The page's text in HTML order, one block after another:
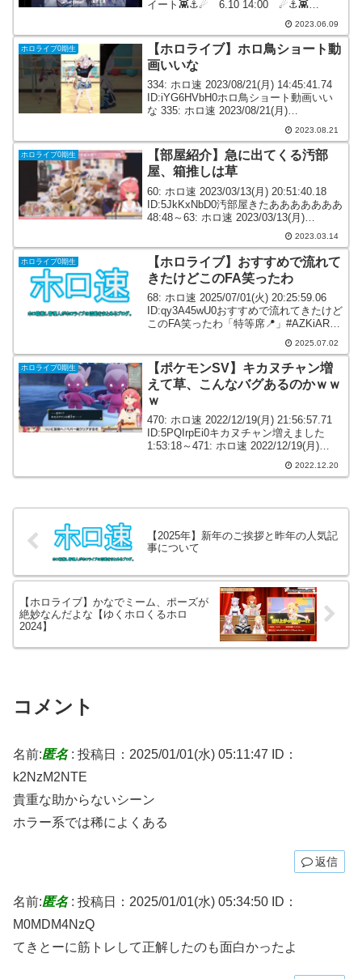
イート👾⚓☄ 6.10 14:00 ☄⚓👾
Startend 耐久企画お楽しみに✨2023.06.09
ホロライブ0期生
【ホロライブ】ホロ鳥ショート動
画いいな
334: ホロ速 2023/08/21(月) 14:45:41.74
ID:iYG6HVbH0ホロ鳥ショート動画いい
な 335: ホロ速 2023/08/21(月)
14:49:48.27 ID:SsUxqIff0>>334かわいい
2023.08.21
ホロライブ0期生
【部屋紹介】急に出てくる汚部
屋、箱推しは草
60: ホロ速 2023/03/13(月) 20:51:40.18
ID:5JkKxNbD0汚部屋きたあああああああ
48:48～63: ホロ速 2023/03/13(月)
20:51:46.00 ID:QXpCpwAS0でたわね64:
2023.03.14
ホロライブ0期生
【ホロライブ】おすすめで流れて
きたけどこのFA笑ったわ
68: ホロ速 2025/07/01(火) 20:25:59.06
ID:qy3A45wU0おすすめで流れてきたけど
このFA笑ったわ「特等席📍」#AZKiART
2025#laplus_Artdesu #ラプラス...
2025.07.02
ホロライブ0期生
【ポケモンSV】キカヌチャン増
えて草、こんなバグあるのかｗｗ
ｗ
470: ホロ速 2022/12/19(月) 21:56:57.71
ID:5PQIrpEi0キカヌチャン増えました
1:53:18～471: ホロ速 2022/12/19(月)
21:56:58.48 ID:a/gmHvLc0キカヌチャ
2022.12.20
【2025年】新年のご挨拶と昨年の人気記
事について
【ホロライブ】かなでミーム、ポーズが
絶妙なんだよな【ゆくホロくるホロ
2024】
コメント
名前:匿名: 投稿日：2025/01/01(水) 05:11:47
ID：
k2NzM2NTE
貴重な助からないシーン
ホラー系では稀によくある
返信
名前:匿名: 投稿日：2025/01/01(水) 05:34:50 ID：
M0MDM4NzQ
てきとーに筋トレして正解したのも面白かったよ